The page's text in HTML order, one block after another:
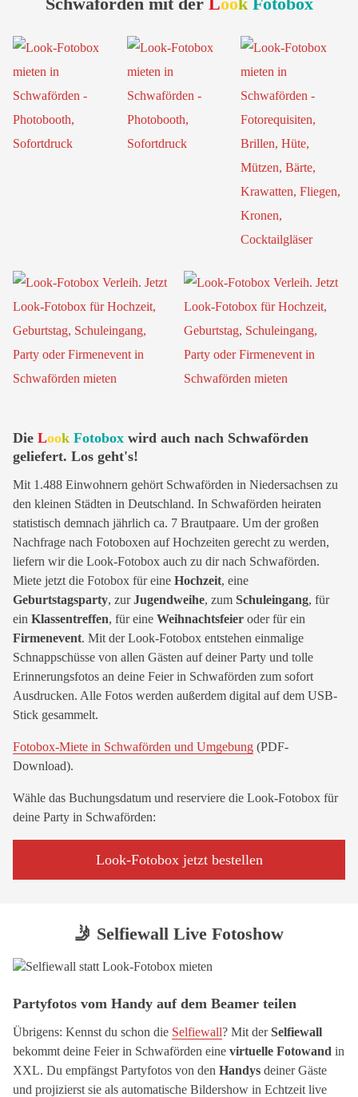
Die Look Fotobox wird auch nach Schwaförden
geliefert. Los geht's!
Mit 1.488 Einwohnern gehört Schwaförden in Niedersachsen zu
den kleinen Städten in Deutschland. In Schwaförden heiraten
statistisch demnach jährlich ca. 7 Brautpaare. Um der großen
Nachfrage nach Fotoboxen auf Hochzeiten gerecht zu werden,
liefern wir die Look-Fotobox auch zu dir nach Schwaförden.
Miete jetzt die Fotobox für eine Hochzeit, eine
Geburtstagsparty, zurJugendweihe, zum Schuleingang, für
ein Klassentreffen, für eine Weihnachtsfeier oder für ein
Firmenevent. Mit der Look-Fotobox entstehen einmalige
Schnappschüsse von allen Gästen auf deiner Party und tolle
Erinnerungsfotos an deine Feier in Schwaförden zum sofort
Ausdrucken. Alle Fotos werden außerdem digital auf dem USB-
Stick gesammelt.
Fotobox-Miete in Schwaförden und Umgebung (PDF-
Download).
Wähle das Buchungsdatum und reserviere die Look-Fotobox für
deine Party in Schwaförden:
Look-Fotobox jetzt bestellen
🤳 Selfiewall Live Fotoshow
Partyfotos vom Handy auf dem Beamer teilen
Übrigens: Kennst du schon die Selfiewall? Mit derSelfiewall
bekommt deine Feier in Schwaförden eine virtuelle Fotowand in
XXL. Du empfängst Partyfotos von den Handys deiner Gäste
und projizierst sie als automatische Bildershow in Echtzeit live